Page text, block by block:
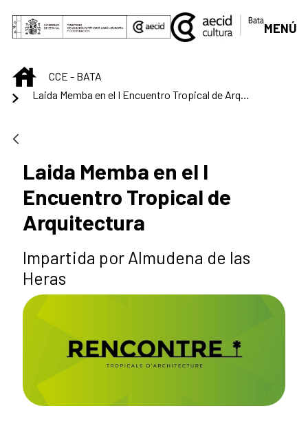
Skip to Main Content
MENÚ
INICIOCCE - BATA
Laida Memba en el I Encuentro Tropical de Arquitectura
Laida Memba en el I
Encuentro Tropical de
Arquitectura
Impartida por Almudena de las
Heras